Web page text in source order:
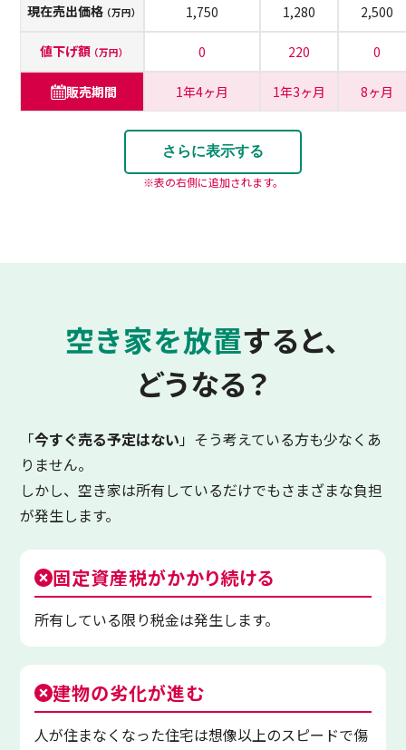
現在売出価格 （万円）
値下げ額 （万円）
販売期間
1,750
0
1年4ヶ月
1,280
220
1年3ヶ月
2,500
0
8ヶ月
さらに表示する
表の右側に追加されます。
空き家を放置すると、
どうなる？
「今すぐ売る予定はない」そう考えている方も少なくあ
りません。
しかし、空き家は所有しているだけでもさまざまな負担
が発生します。
固定資産税がかかり続ける
所有している限り税金は発生します。
建物の劣化が進む
人が住まなくなった住宅は想像以上のスピードで傷